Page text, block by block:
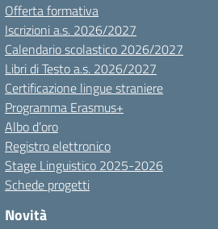
Offerta formativa
Iscrizioni a.s. 2026/2027
Calendario scolastico 2026/2027
Libri di Testo a.s. 2026/2027
Certificazione lingue straniere
Programma Erasmus+
Albo d’oro
Registro elettronico
Stage Linguistico 2025-2026
Schede progetti
Novità